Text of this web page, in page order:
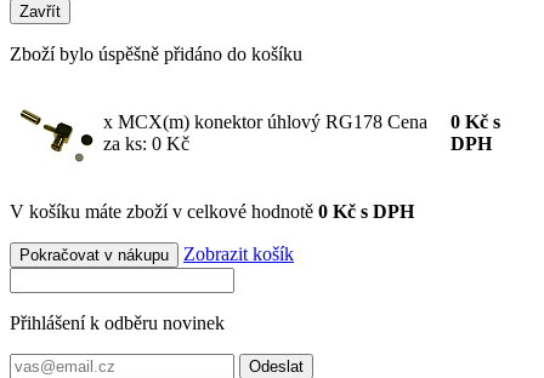
Zavřít
Zboží bylo úspěšně přidáno do košíku
x MCX(m) konektor úhlový RG178 Cena
za ks: 0 Kč
0 Kč s
DPH
V košíku máte zboží v celkové hodnotě 0 Kč s DPH
Pokračovat v nákupu Zobrazit košík
Přihlášení k odběru novinek
Odeslat